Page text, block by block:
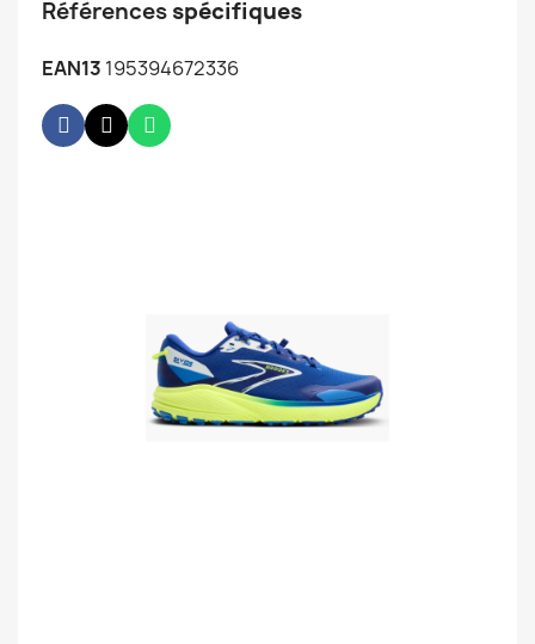
Références spécifiques
EAN13 195394672336